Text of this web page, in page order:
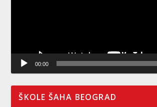
00:00
ŠKOLE ŠAHA BEOGRAD